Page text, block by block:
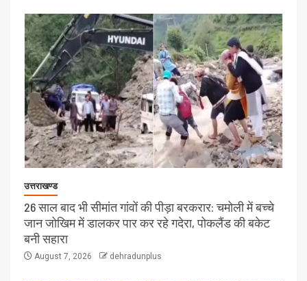
उत्तराखण्ड
26 साल बाद भी सीमांत गांवों की पीड़ा बरकरार: चमोली में बच्चे
जान जोखिम में डालकर पार कर रहे गदेरा, पोकलैंड की बकेट
बनी सहारा
August 7, 2026 dehradunplus